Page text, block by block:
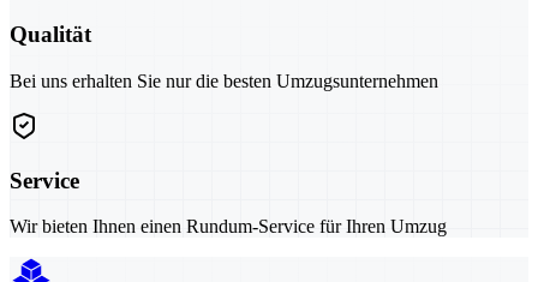
Qualität
Bei uns erhalten Sie nur die besten Umzugsunternehmen
Service
Wir bieten Ihnen einen Rundum-Service für Ihren Umzug